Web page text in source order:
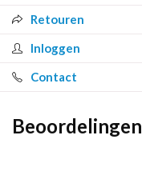
Retouren
Inloggen
Contact
Beoordelingen